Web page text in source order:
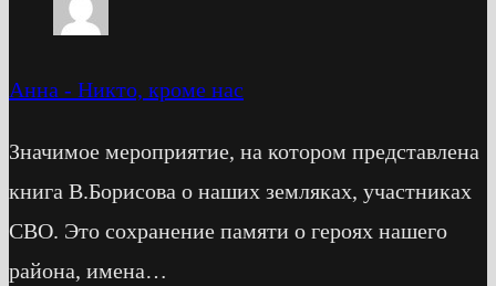
Анна - Никто, кроме нас
Значимое мероприятие, на котором представлена
книга В.Борисова о наших земляках, участниках
СВО. Это сохранение памяти о героях нашего
района, имена…